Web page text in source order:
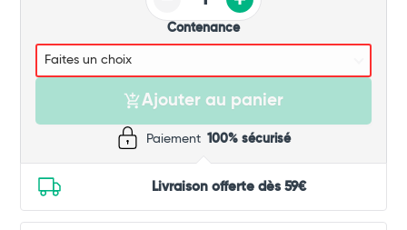
Contenance
Ajouter au panier
Paiement 100% sécurisé
Livraison offerte dès 59€